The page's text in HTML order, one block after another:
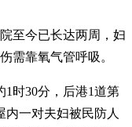
至今已长达两周，妇
需靠氧气管呼吸。
1时30分，后港1道第
内一对夫妇被民防人